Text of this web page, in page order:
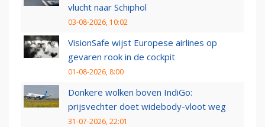
vlucht naar Schiphol
03-08-2026, 10:02
VisionSafe wijst Europese airlines op
gevaren rook in de cockpit
01-08-2026, 8:00
Donkere wolken boven IndiGo:
prijsvechter doet widebody-vloot weg
31-07-2026, 22:01